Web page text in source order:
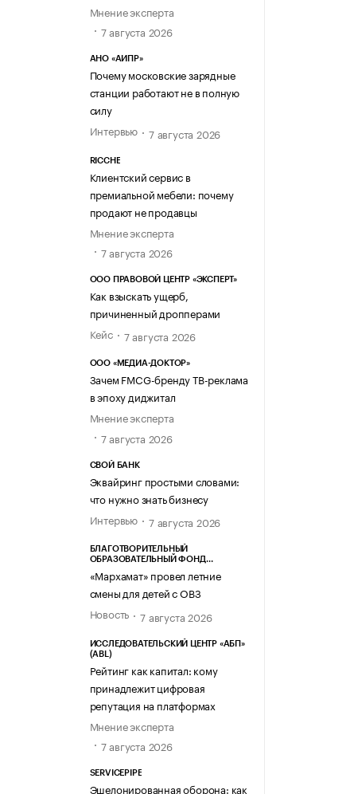
Мнение эксперта
7 августа 2026
АНО «АИПР»
Почему московские зарядные
станции работают не в полную
силу
Интервью
7 августа 2026
RICCHE
Клиентский сервис в
премиальной мебели: почему
продают не продавцы
Мнение эксперта
7 августа 2026
ООО ПРАВОВОЙ ЦЕНТР «ЭКСПЕРТ»
Как взыскать ущерб,
причиненный дропперами
Кейс
7 августа 2026
ООО «МЕДИА-ДОКТОР»
Зачем FMCG-бренду ТВ-реклама
в эпоху диджитал
Мнение эксперта
7 августа 2026
СВОЙ БАНК
Эквайринг простыми словами:
что нужно знать бизнесу
Интервью
7 августа 2026
БЛАГОТВОРИТЕЛЬНЫЙ
ОБРАЗОВАТЕЛЬНЫЙ ФОНД
«Мархамат» провел летние
смены для детей с ОВЗ
Новость
7 августа 2026
ИССЛЕДОВАТЕЛЬСКИЙ ЦЕНТР «АБП»
(ABL)
Рейтинг как капитал: кому
принадлежит цифровая
репутация на платформах
Мнение эксперта
7 августа 2026
SERVICEPIPE
Эшелонированная оборона: как